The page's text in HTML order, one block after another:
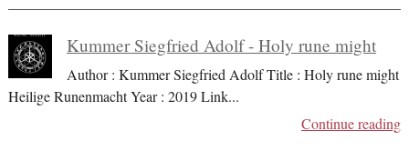
Kummer Siegfried Adolf - Holy rune might
Author : Kummer Siegfried Adolf Title : Holy rune might
Heilige Runenmacht Year : 2019 Link...
Continue reading